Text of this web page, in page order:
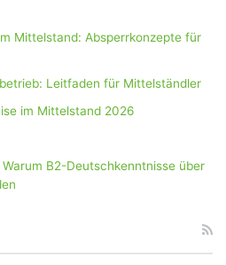
Mittelstand: Absperrkonzepte für
Leitfaden für Mittelständler
im Mittelstand 2026
B2-Deutschkenntnisse über